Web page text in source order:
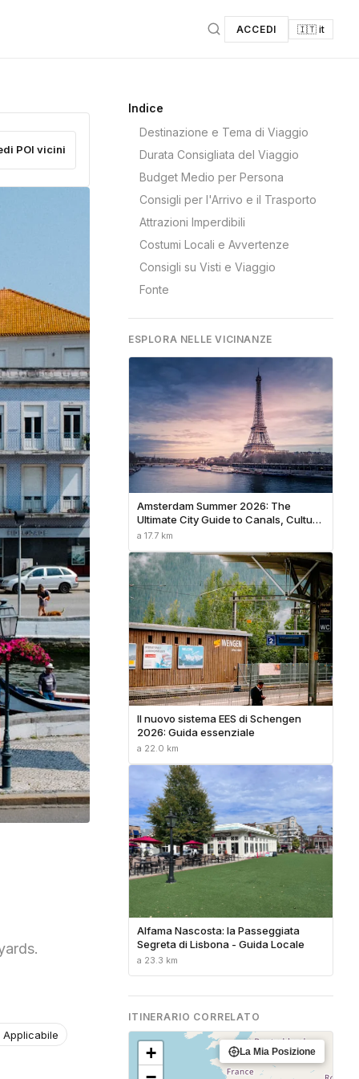
ACCEDI 🇮🇹 it
POI vicini
Applicabile
Indice
Destinazione e Tema di Viaggio
Durata Consigliata del Viaggio
Budget Medio per Persona
Consigli per l'Arrivo e il Trasporto
Attrazioni Imperdibili
Costumi Locali e Avvertenze
Consigli su Visti e Viaggio
Fonte
ESPLORA NELLE VICINANZE
Amsterdam Summer 2026: The
Ultimate City Guide to Canals, Culture
& Hidden Neighborhoods
a 17.7 km
Il nuovo sistema EES di Schengen
2026: Guida essenziale
a 22.0 km
Alfama Nascosta: la Passeggiata
Segreta di Lisbona - Guida Locale
a 23.3 km
ITINERARIO CORRELATO
+
La Mia Posizione